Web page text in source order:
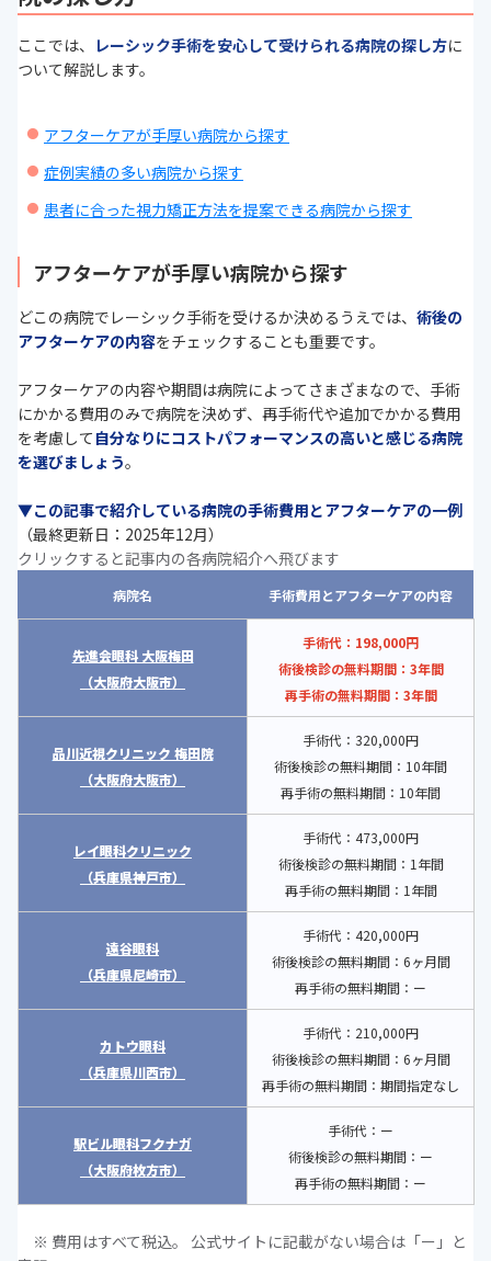
ここでは、 レーシック手術を安心して受けられる病院の探し方に
ついて解説します。
アフターケアが手厚い病院から探す
症例実績の多い病院から探す
患者に合った視力矯正方法を提案できる病院から探す
アフターケアが手厚い病院から探す
どこの病院でレーシック手術を受けるか決めるうえでは、 術後の
アフターケアの内容をチェックすることも重要です。
アフターケアの内容や期間は病院によってさまざまなので、手術
にかかる費用のみで病院を決めず、再手術代や追加でかかる費用
を考慮して 自分なりにコストパフォーマンスの高いと感じる病院
を選びましょう。
▼この記事で紹介している病院の手術費用とアフターケアの一例
（最終更新日：2025年12月）
クリックすると記事内の各病院紹介へ飛びます
病院名 手術費用とアフターケアの内容
先進会眼科 大阪梅田
（大阪府大阪市）
手術代：198,000円
術後検診の無料期間：3年間
再手術の無料期間：3年間
品川近視クリニック 梅田院
（大阪府大阪市）
手術代：320,000円
術後検診の無料期間：10年間
再手術の無料期間：10年間
レイ眼科クリニック
（兵庫県神戸市）
手術代：473,000円
術後検診の無料期間：1年間
再手術の無料期間：1年間
遠谷眼科
（兵庫県尼崎市）
手術代：420,000円
術後検診の無料期間：6ヶ月間
再手術の無料期間：ー
カトウ眼科
（兵庫県川西市）
手術代：210,000円
術後検診の無料期間：6ヶ月間
再手術の無料期間：期間指定なし
駅ビル眼科フクナガ
（大阪府枚方市）
手術代：ー
術後検診の無料期間：ー
再手術の無料期間：ー
※ 費用はすべて税込。 公式サイトに記載がない場合は「ー」と